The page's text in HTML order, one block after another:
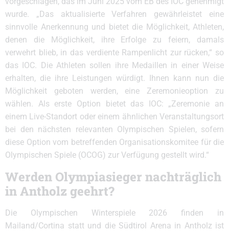
wurde. „Das aktualisierte Verfahren gewährleistet eine
sinnvolle Anerkennung und bietet die Möglichkeit, Athleten,
denen die Möglichkeit, ihre Erfolge zu feiern, damals
verwehrt blieb, in das verdiente Rampenlicht zur rücken,“ so
das IOC. Die Athleten sollen ihre Medaillen in einer Weise
erhalten, die ihre Leistungen würdigt. Ihnen kann nun die
Möglichkeit geboten werden, eine Zeremonieoption zu
wählen. Als erste Option bietet das IOC: „Zeremonie an
einem Live-Standort oder einem ähnlichen Veranstaltungsort
bei den nächsten relevanten Olympischen Spielen, sofern
diese Option vom betreffenden Organisationskomitee für die
Olympischen Spiele (OCOG) zur Verfügung gestellt wird.“
Werden Olympiasieger nachträglich
in Antholz geehrt?
Die Olympischen Winterspiele 2026 finden in
Mailand/Cortina statt und die Südtirol Arena in Antholz ist